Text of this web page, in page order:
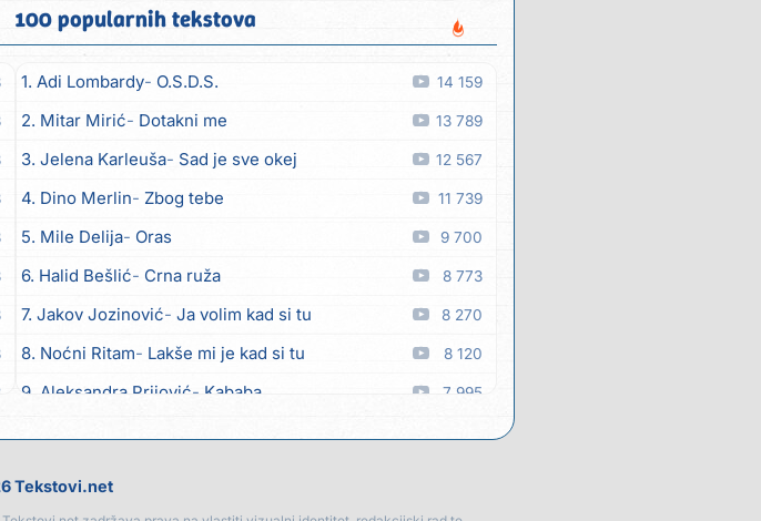
100 popularnih tekstova
1. Adi Lombardy O.S.D.S. 14 159
2. Mitar Mirić Dotakni me 13 789
3. Jelena Karleuša Sad je sve okej 12 567
4. Dino Merlin Zbog tebe 11 739
5. Mile Delija Oras 9 700
6. Halid Bešlić Crna ruža 8 773
7. Jakov Jozinović Ja volim kad si tu 8 270
8. Noćni Ritam Lakše mi je kad si tu 8 120
9. Aleksandra Prijović Kababa 7 995
Tekstovi.net